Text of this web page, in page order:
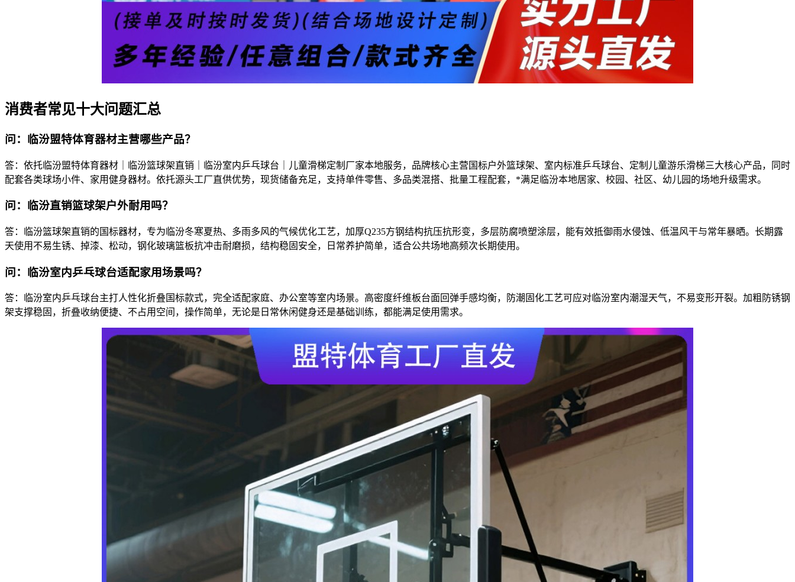
消费者常见十大问题汇总
问：临汾盟特体育器材主营哪些产品？
答：依托临汾盟特体育器材｜临汾篮球架直销｜临汾室内乒乓球台｜儿童滑梯定制厂家本地服务，品牌核心主营国标户外篮球架、室内标准乒乓球台、定制儿童游乐滑梯三大核心产品，同时
配套各类球场小件、家用健身器材。依托源头工厂直供优势，现货储备充足，支持单件零售、多品类混搭、批量工程配套，*满足临汾本地居家、校园、社区、幼儿园的场地升级需求。
问：临汾直销篮球架户外耐用吗？
答：临汾篮球架直销的国标器材，专为临汾冬寒夏热、多雨多风的气候优化工艺，加厚Q235方钢结构抗压抗形变，多层防腐喷塑涂层，能有效抵御雨水侵蚀、低温风干与常年暴晒。长期露
天使用不易生锈、掉漆、松动，钢化玻璃篮板抗冲击耐磨损，结构稳固安全，日常养护简单，适合公共场地高频次长期使用。
问：临汾室内乒乓球台适配家用场景吗？
答：临汾室内乒乓球台主打人性化折叠国标款式，完全适配家庭、办公室等室内场景。高密度纤维板台面回弹手感均衡，防潮固化工艺可应对临汾室内潮湿天气，不易变形开裂。加粗防锈钢
架支撑稳固，折叠收纳便捷、不占用空间，操作简单，无论是日常休闲健身还是基础训练，都能满足使用需求。